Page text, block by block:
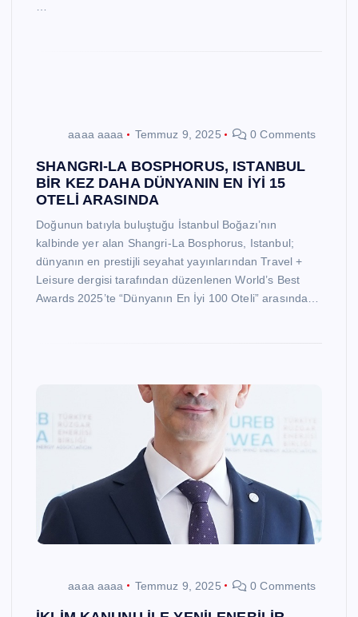
aaaa aaaa Temmuz 9, 2025 0 Comments
SHANGRI-LA BOSPHORUS, ISTANBUL
BİR KEZ DAHA DÜNYANIN EN İYİ 15
OTELİ ARASINDA
Doğunun batıyla buluştuğu İstanbul Boğazı’nın
kalbinde yer alan Shangri-La Bosphorus, Istanbul;
dünyanın en prestijli seyahat yayınlarından Travel +
Leisure dergisi tarafından düzenlenen World’s Best
Awards 2025’te “Dünyanın En İyi 100 Oteli” arasında…
aaaa aaaa Temmuz 9, 2025 0 Comments